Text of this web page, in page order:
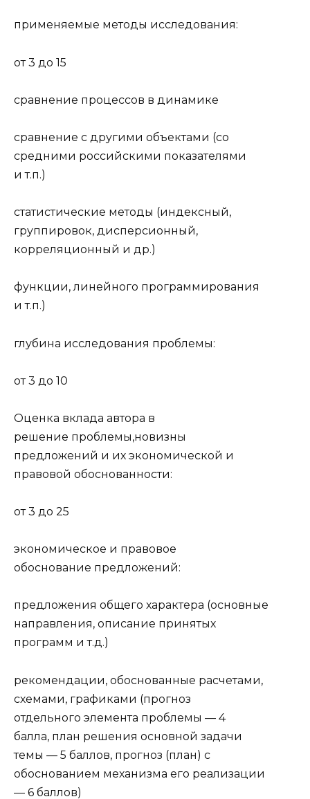
применяемые методы исследования:
от 3 до 15
сравнение процессов в динамике
сравнение с другими объектами (со
средними российски­ми показателями
и т.п.)
статистические методы (индексный,
группировок, дис­персионный,
корреляционный и др.)
функции, линейного программирования
и т.п.)
глубина исследования проблемы:
от 3 до 10
Оценка вклада автора в
решение проблемы,новизны
предложений и их экономической и
правовой обоснованности:
от 3 до 25
экономическое и правовое
обоснование предложений:
предложения общего характера (основные
направления, описание принятых
программ и т.д.)
рекомендации, обоснованные расчетами,
схемами, гра­фиками (прогноз
отдельного элемента проблемы — 4
бал­ла, план решения основной задачи
темы — 5 баллов, про­гноз (план) с
обоснованием механизма его реализации
— 6 баллов)